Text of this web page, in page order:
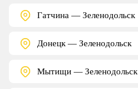
Гатчина — Зеленодольск
Донецк — Зеленодольск
Мытищи — Зеленодольск